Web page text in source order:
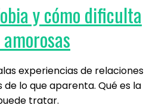
y cómo dificulta
experiencias de relaciones
lo que aparenta. Qué es la
tratar.